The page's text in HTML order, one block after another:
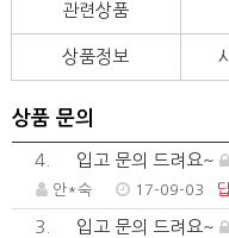
관련상품
상품정보
상품 문의
4. 입고 문의 드려요~
안*숙 17-09-03
3. 입고 문의 드려요~